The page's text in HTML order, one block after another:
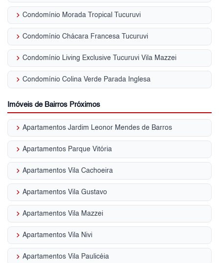
keyboard_arrow_right Condomínio Morada Tropical Tucuruvi
keyboard_arrow_right Condomínio Chácara Francesa Tucuruvi
keyboard_arrow_right Condomínio Living Exclusive Tucuruvi Vila Mazzei
keyboard_arrow_right Condomínio Colina Verde Parada Inglesa
Imóveis de Bairros Próximos
keyboard_arrow_right Apartamentos Jardim Leonor Mendes de Barros
keyboard_arrow_right Apartamentos Parque Vitória
keyboard_arrow_right Apartamentos Vila Cachoeira
keyboard_arrow_right Apartamentos Vila Gustavo
keyboard_arrow_right Apartamentos Vila Mazzei
keyboard_arrow_right Apartamentos Vila Nivi
keyboard_arrow_right Apartamentos Vila Paulicéia